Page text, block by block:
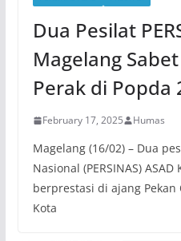
Dua Pesilat
Magelang
Perak di Popda
February 17, 2025 Humas
Magelang (16/02) – Dua
Nasional (PERSINAS)
berprestasi di ajang Pekan
Kota